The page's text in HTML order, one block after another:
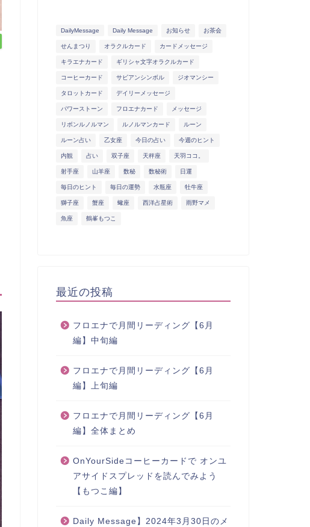
DailyMessage Daily Message お知らせ お茶会
せんまつり オラクルカード カードメッセージ
キラエナカード ギリシャ文字オラクルカード
コーヒーカード サビアンシンボル ジオマンシー
タロットカード デイリーメッセージ
パワーストーン フロエナカード メッセージ
リボンルノルマン ルノルマンカード ルーン
ルーン占い 乙女座 今日の占い 今週のヒント
内観 占い 双子座 天秤座 天羽ココ。
射手座 山羊座 数秘 数秘術 日運
毎日のヒント 毎日の運勢 水瓶座 牡牛座
獅子座 蟹座 蠍座 西洋占星術 雨野マメ
魚座 鶴峯もつこ
最近の投稿
フロエナで月間リーディング【6月
編】中旬編
フロエナで月間リーディング【6月
編】上旬編
フロエナで月間リーディング【6月
編】全体まとめ
OnYourSideコーヒーカードで オンユ
アサイドスプレッドを読んでみよう
【もつこ編】
Daily Message】2024年3月30日のメ